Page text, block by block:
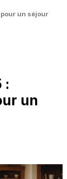
un séjour
:
un